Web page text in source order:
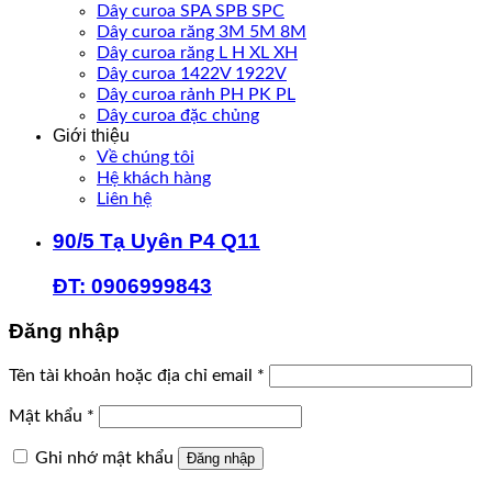
Dây curoa SPA SPB SPC
Dây curoa răng 3M 5M 8M
Dây curoa răng L H XL XH
Dây curoa 1422V 1922V
Dây curoa rảnh PH PK PL
Dây curoa đặc chủng
Giới thiệu
Về chúng tôi
Hệ khách hàng
Liên hệ
90/5 Tạ Uyên P4 Q11
ĐT: 0906999843
Đăng nhập
Tên tài khoản hoặc địa chỉ email *
Mật khẩu *
Ghi nhớ mật khẩu
Đăng nhập